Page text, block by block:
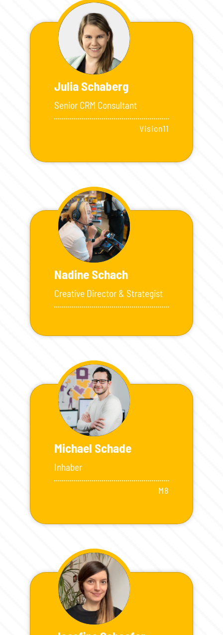
Julia Schaberg
Senior CRM Consultant
Vision11
Nadine Schach
Creative Director & Strategist
Michael Schade
Inhaber
M8